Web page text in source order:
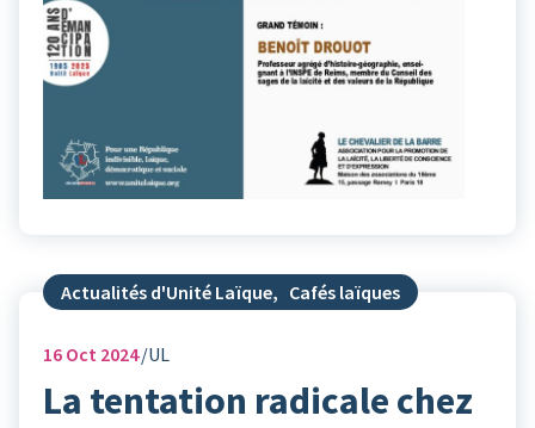
Actualités d'Unité Laïque, Cafés laïques
16 Oct 2024 UL
La tentation radicale chez